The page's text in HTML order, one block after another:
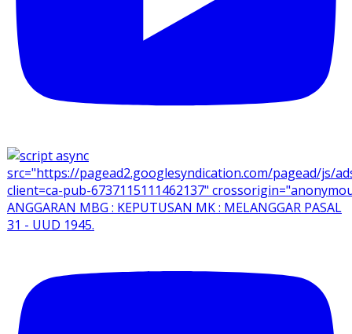
ANGGARAN MBG : KEPUTUSAN MK : MELANGGAR PASAL
31 - UUD 1945.